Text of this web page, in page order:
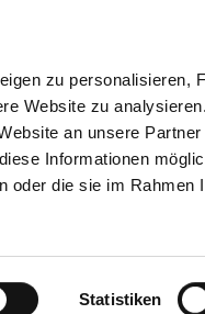
zu personalisieren,
Website zu
an unsere
Informationen
oder die sie im Rahmen
Statistiken